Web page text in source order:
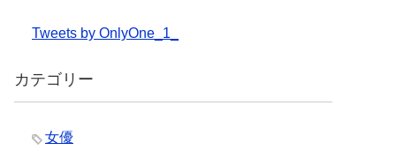
Tweets by OnlyOne_1_
カテゴリー
女優